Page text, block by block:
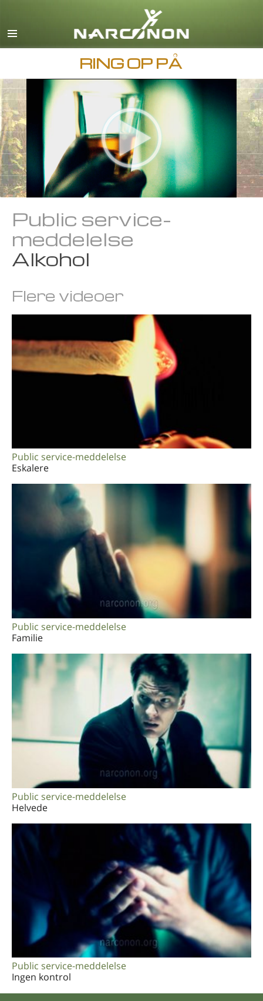
Græsk
Español
Français
Magyar
Italiano
Svensk
Tyrkisk
RING OP PÅ
Public service-
meddelelse
Alkohol
Flere videoer
Public service-meddelelse
Eskalere
Public service-meddelelse
Familie
Public service-meddelelse
Helvede
Public service-meddelelse
Ingen kontrol